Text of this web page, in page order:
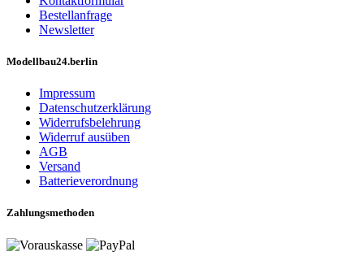
Bestellanfrage
Newsletter
Modellbau24.berlin
Impressum
Datenschutzerklärung
Widerrufsbelehrung
Widerruf ausüben
AGB
Versand
Batterieverordnung
Zahlungsmethoden